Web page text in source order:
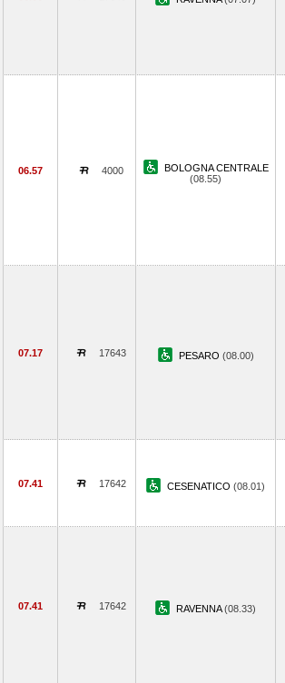
06.57 4000
BOLOGNA CENTRALE
(08.55)
07.17 17643 PESARO (08.00)
07.41 17642 CESENATICO (08.01)
07.41 17642 RAVENNA(08.33)